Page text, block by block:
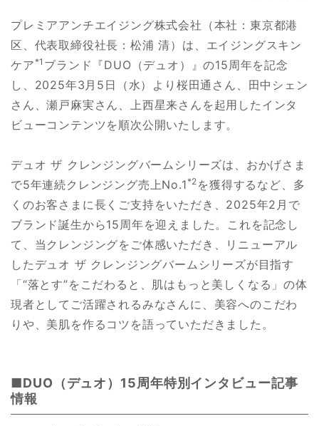
プレミアアンチエイジング株式会社（本社：東京都港
区、代表取締役社長：松浦 清）は、エイジングスキン
ケア *1 ブランド『DUO（デュオ）』の15周年を記念
し、2025年3月5日（水）より桜田通さん、田中シェン
さん、瀬戸麻実さん、上西星来さんを起用したインタ
ビューコンテンツを順次公開いたします。
デュオ ザ クレンジングバームシリーズは、おかげさま
で5年連続クレンジング売上No.1 *2 を獲得するなど、多
くのお客さまに長くご支持をいただき、2025年2月で
ブランド誕生から15周年を迎えました。これを記念し
て、当クレンジングをご体感いただき、リニューアル
したデュオ ザ クレンジングバームシリーズが目指す
「“落とす”をこだわると、肌はもっと美しくなる」の体
現者としてご活躍されるみなさんに、美容へのこだわ
りや、美肌を作るコツを語っていただきました。
■DUO（デュオ）15周年特別インタビュー記事
情報